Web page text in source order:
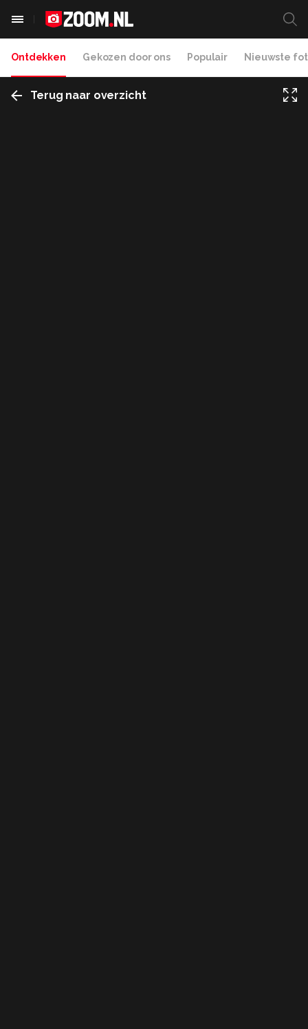
Ontdekken Gekozen door ons Populair Nieuwste
Terug naar overzicht